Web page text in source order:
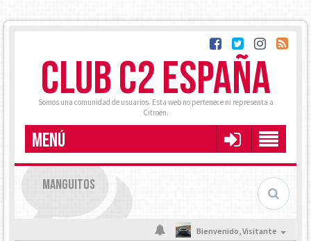
CLUB C2 ESPAÑA
Somos una comunidad de usuarios. Esta web no pertenece ni representa a
Citroën.
MENÚ
MANGUITOS
Bienvenido,Visitante